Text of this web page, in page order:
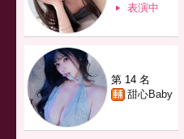
表演中
第 14 名
甜心Baby